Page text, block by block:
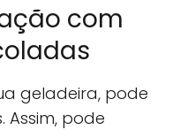
com
geladeira, pode
pode